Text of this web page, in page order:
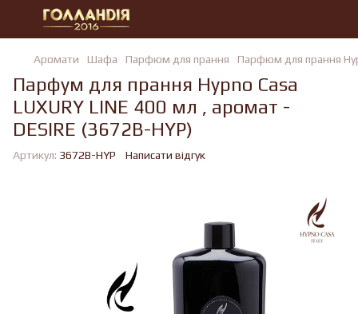
Аромати Шафа Парфюм для прання Парфюм для прання
Парфум для прання Hypno Casa
LUXURY LINE 400 мл , аромат -
DESIRE (3672B-HYP)
Артикул: 3672B-HYP Написати відгук